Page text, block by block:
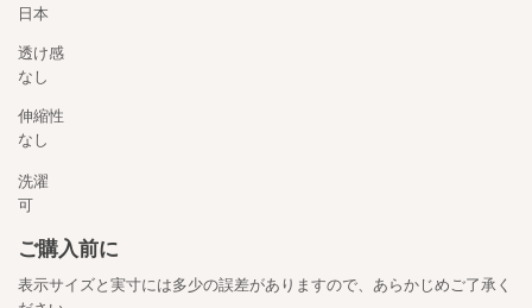
日本
透け感
なし
伸縮性
なし
洗濯
可
ご購入前に
表示サイズと実寸には多少の誤差がありますので、あらかじめご了承く